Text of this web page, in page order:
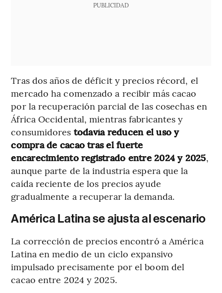
PUBLICIDAD
Tras dos años de déficit y precios récord, el
mercado ha comenzado a recibir más cacao
por la recuperación parcial de las cosechas en
África Occidental, mientras fabricantes y
consumidores todavía reducen el uso y
compra de cacao tras el fuerte
encarecimiento registrado entre 2024 y 2025,
aunque parte de la industria espera que la
caída reciente de los precios ayude
gradualmente a recuperar la demanda.
América Latina se ajusta al escenario
La corrección de precios encontró a América
Latina en medio de un ciclo expansivo
impulsado precisamente por el boom del
cacao entre 2024 y 2025.